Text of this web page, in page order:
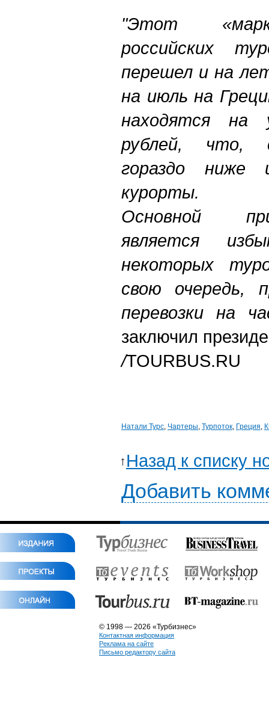
"Этот
российских
перешел и на
на июль на
находятся на
рублей, что,
гораздо ниже
курорты.
Основной
является
некоторых
свою очередь,
перевозки на
заключил
/TOURBUS.RU
Натали Турс, Чартеры, Турпоток, Греция,
Назад к списку
Добавить
© 1998 — 2026 «Турбизнес»
Контактная информация
Реклама на сайте
Письмо редактору сайта